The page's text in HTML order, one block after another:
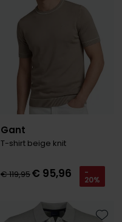
Gant
T-shirt beige knit
€ 119,95€ 95,96 -
20%